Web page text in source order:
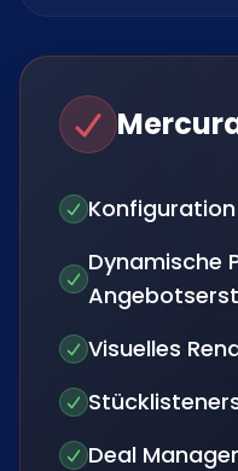
Konfiguration
Dynamische
Visuelles
Deal